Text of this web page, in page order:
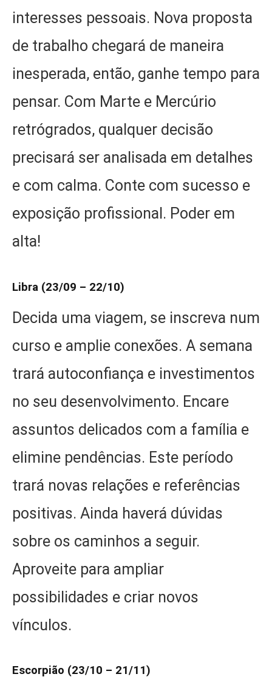
interesses pessoais. Nova proposta
de trabalho chegará de maneira
inesperada, então, ganhe tempo para
pensar. Com Marte e Mercúrio
retrógrados, qualquer decisão
precisará ser analisada em detalhes
e com calma. Conte com sucesso e
exposição profissional. Poder em
alta!
Libra (23/09 – 22/10)
Decida uma viagem, se inscreva num
curso e amplie conexões. A semana
trará autoconfiança e investimentos
no seu desenvolvimento. Encare
assuntos delicados com a família e
elimine pendências. Este período
trará novas relações e referências
positivas. Ainda haverá dúvidas
sobre os caminhos a seguir.
Aproveite para ampliar
possibilidades e criar novos
vínculos.
Escorpião (23/10 – 21/11)